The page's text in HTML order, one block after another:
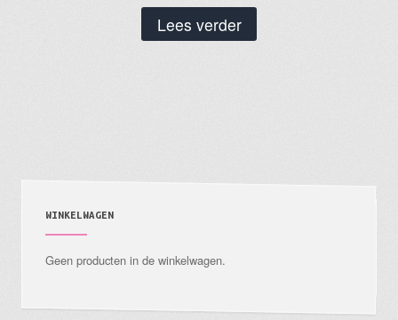
Lees verder
WINKELWAGEN
Geen producten in de winkelwagen.